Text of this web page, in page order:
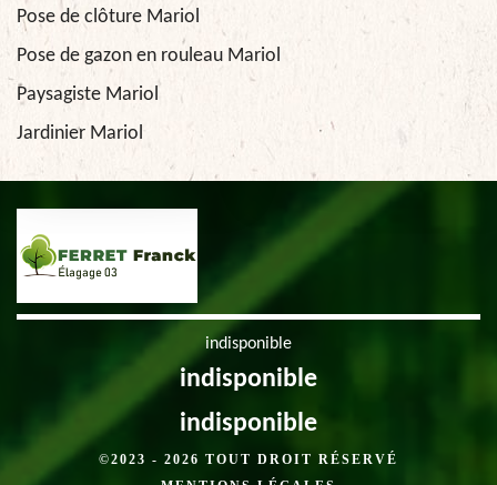
Pose de clôture Mariol
Pose de gazon en rouleau Mariol
Paysagiste Mariol
Jardinier Mariol
indisponible
indisponible
indisponible
©2023 - 2026 TOUT DROIT RÉSERVÉ